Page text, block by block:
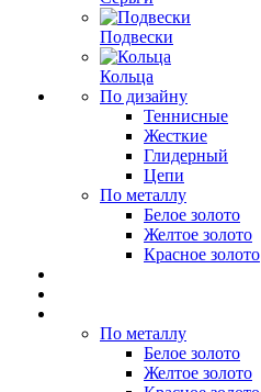
Подвески
Кольца
По дизайну
Теннисные
Жесткие
Глидерный
Цепи
По металлу
Белое золото
Желтое золото
Красное золото
По металлу
Белое золото
Желтое золото